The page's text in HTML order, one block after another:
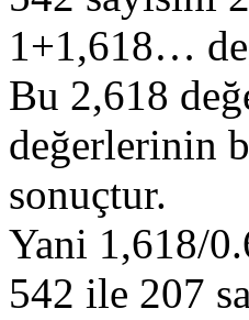
1+1,618…
Bu 2,618
değerlerinin
sonuçtur.
Yani 1,618/
542 ile 207